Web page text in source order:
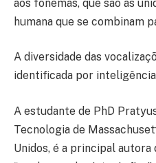
aos fonemas, que são as
humana que se combinam
A diversidade das
identificada por
A estudante de PhD
Tecnologia de
Unidos, é a principal autora